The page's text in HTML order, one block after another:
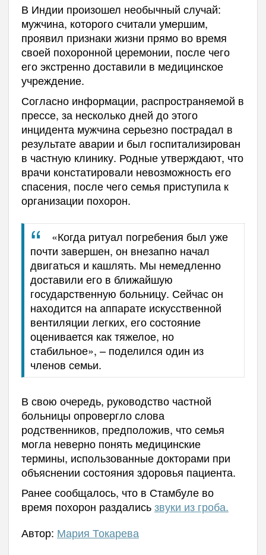
В Индии произошел необычный случай:
мужчина, которого считали умершим,
проявил признаки жизни прямо во время
своей похоронной церемонии, после чего
его экстренно доставили в медицинское
учреждение.
Согласно информации, распространяемой в
прессе, за несколько дней до этого
инцидента мужчина серьезно пострадал в
результате аварии и был госпитализирован
в частную клинику. Родные утверждают, что
врачи констатировали невозможность его
спасения, после чего семья приступила к
организации похорон.
«Когда ритуал погребения был уже
почти завершен, он внезапно начал
двигаться и кашлять. Мы немедленно
доставили его в ближайшую
государственную больницу. Сейчас он
находится на аппарате искусственной
вентиляции легких, его состояние
оценивается как тяжелое, но
стабильное», – поделился один из
членов семьи.
В свою очередь, руководство частной
больницы опровергло слова
родственников, предположив, что семья
могла неверно понять медицинские
термины, использованные докторами при
объяснении состояния здоровья пациента.
Ранее сообщалось, что в Стамбуле во
время похорон раздалисьзвуки из гроба.
Автор: Мария Токарева